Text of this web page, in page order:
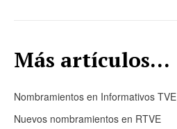
Más artículos...
Nombramientos en Informativos TVE
Nuevos nombramientos en RTVE